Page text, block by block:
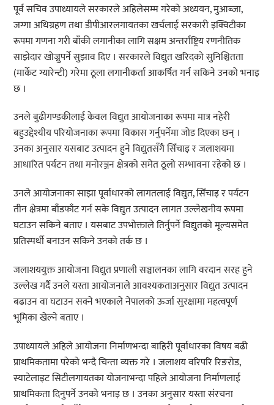
पूर्व सचिव उपाध्यायले सरकारले अहिलेसम्म गरेको अध्ययन, मुआब्जा,
जग्गा अधिग्रहण तथा डीपीआरलगायतका खर्चलाई सरकारी इक्विटीका
रूपमा गणना गरी बाँकी लगानीका लागि सक्षम अन्तर्राष्ट्रिय रणनीतिक
साझेदार खोज्नुपर्ने सुझाव दिए । सरकारले विद्युत खरिदको सुनिश्चितता
(मार्केट ग्यारेन्टी) गरेमा ठूला लगानीकर्ता आकर्षित गर्न सकिने उनको भनाइ
छ ।
उनले बुढीगण्डकीलाई केवल विद्युत आयोजनाका रूपमा मात्र नहेरी
बहुउद्देश्यीय परियोजनाका रूपमा विकास गर्नुपर्नेमा जोड दिएका छन् ।
उनका अनुसार यसबाट उत्पादन हुने विद्युतसँगै सिँचाइ र जलाशयमा
आधारित पर्यटन तथा मनोरञ्जन क्षेत्रको समेत ठूलो सम्भावना रहेको छ ।
उनले आयोजनाका साझा पूर्वाधारको लागतलाई विद्युत, सिँचाइ र पर्यटन
तीन क्षेत्रमा बाँडफाँट गर्न सके विद्युत उत्पादन लागत उल्लेखनीय रूपमा
घटाउन सकिने बताए । यसबाट उपभोक्ताले तिर्नुपर्ने विद्युतको मूल्यसमेत
प्रतिस्पर्धी बनाउन सकिने उनको तर्क छ ।
जलाशययुक्त आयोजना विद्युत प्रणाली सञ्चालनका लागि वरदान सरह हुने
उल्लेख गर्दै उनले यस्ता आयोजनाले आवश्यकताअनुसार विद्युत उत्पादन
बढाउन वा घटाउन सक्ने भएकाले नेपालको ऊर्जा सुरक्षामा महत्वपूर्ण
भूमिका खेल्ने बताए ।
उपाध्यायले अहिले आयोजना निर्माणभन्दा बाहिरी पूर्वाधारका विषय बढी
प्राथमिकतामा परेको भन्दै चिन्ता व्यक्त गरे । जलाशय वरिपरि रिङरोड,
स्याटेलाइट सिटीलगायतका योजनाभन्दा पहिले आयोजना निर्माणलाई
प्राथमिकता दिनुपर्ने उनको भनाइ छ । उनका अनुसार यस्ता संरचना